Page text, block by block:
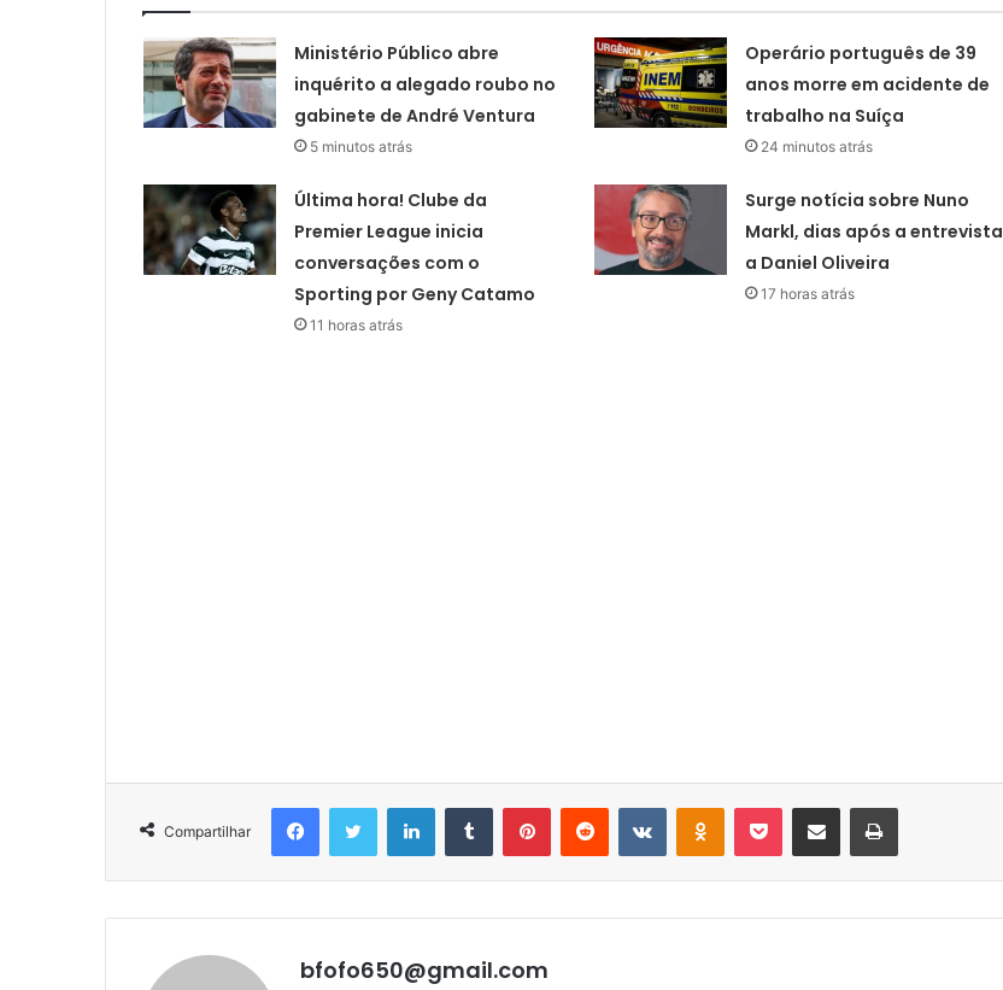
Ministério Público abre
inquérito a alegado roubo no
gabinete de André Ventura
5 minutos atrás
Operário português de 39
anos morre em acidente de
trabalho na Suíça
24 minutos atrás
Última hora! Clube da
Premier League inicia
conversações com o
Sporting por Geny Catamo
11 horas atrás
Surge notícia sobre Nuno
Markl, dias após a entrevista
a Daniel Oliveira
17 horas atrás
Compartilhar
FacebookTwitter LinkedinTumblr PinterestReddit VK OK Pocket Compartilhar via e-mail Imprimir
bfofo650@gmail.com